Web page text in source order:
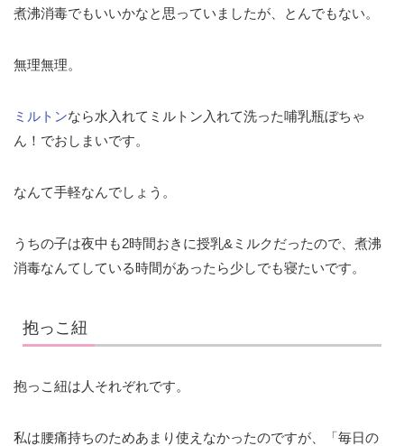
煮沸消毒でもいいかなと思っていましたが、とんでもない。
無理無理。
ミルトンなら水入れてミルトン入れて洗った哺乳瓶ぼちゃ
ん！でおしまいです。
なんて手軽なんでしょう。
うちの子は夜中も2時間おきに授乳&ミルクだったので、煮沸
消毒なんてしている時間があったら少しでも寝たいです。
抱っこ紐
抱っこ紐は人それぞれです。
私は腰痛持ちのためあまり使えなかったのですが、「毎日の